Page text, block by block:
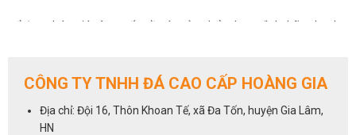
Để được báo giá và tư vấn về các sản phẩm long đình, hãy nhanh
CÔNG TY TNHH ĐÁ CAO CẤP HOÀNG GIA
Địa chỉ: Đội 16, Thôn Khoan Tế, xã Đa Tốn, huyện Gia Lâm,
HN